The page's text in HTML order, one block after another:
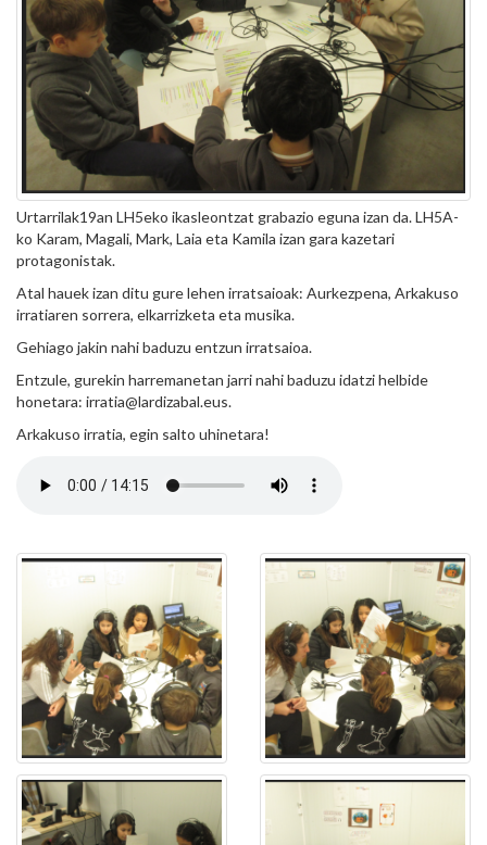
Urtarrilak19an LH5eko ikasleontzat grabazio eguna izan da. LH5A-
ko Karam, Magali, Mark, Laia eta Kamila izan gara kazetari
protagonistak.
Atal hauek izan ditu gure lehen irratsaioak: Aurkezpena, Arkakuso
irratiaren sorrera, elkarrizketa eta musika.
Gehiago jakin nahi baduzu entzun irratsaioa.
Entzule, gurekin harremanetan jarri nahi baduzu idatzi helbide
honetara: irratia@lardizabal.eus.
Arkakuso irratia, egin salto uhinetara!